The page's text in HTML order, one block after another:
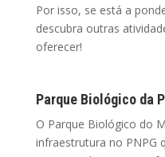
Por isso, se está a
descubra outras
oferecer!
Parque Biológico da
O Parque Biológico do
infraestrutura no PNPG